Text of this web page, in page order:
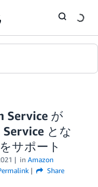
Service が
とな
サポート
in Amazon
Share